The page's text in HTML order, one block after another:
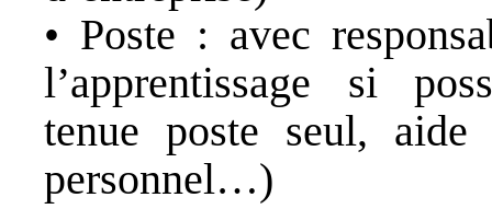
• Poste : avec
l’apprentissage si
tenue poste seul,
personnel…)